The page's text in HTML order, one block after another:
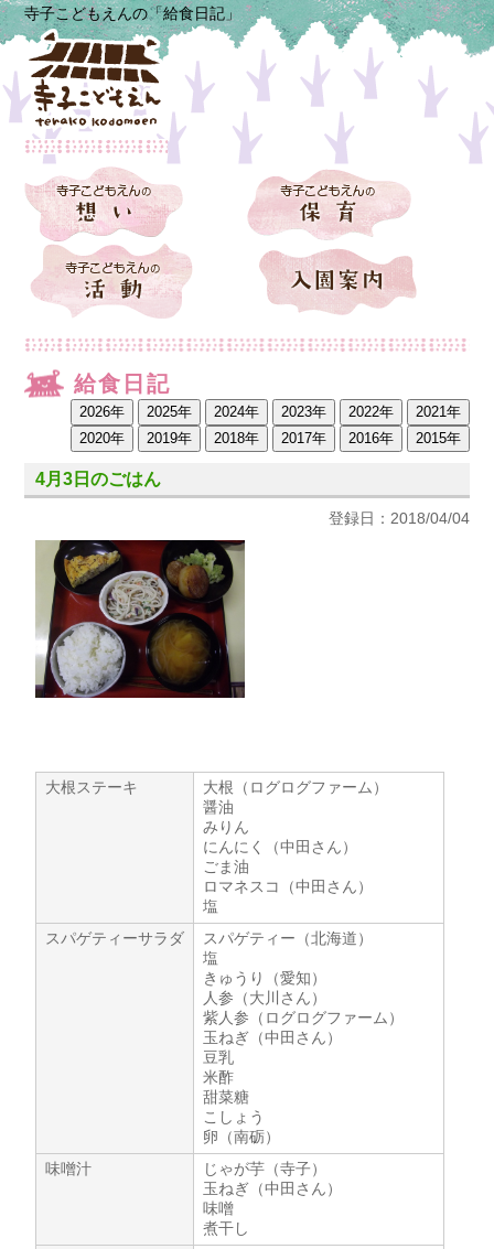
寺子こどもえんの「給食日記」
給食日記
4月3日のごはん
登録日：2018/04/04
大根ステーキ
大根（ログログファーム）
醤油
みりん
にんにく（中田さん）
ごま油
ロマネスコ（中田さん）
塩
スパゲティーサラダ
スパゲティー（北海道）
塩
きゅうり（愛知）
人参（大川さん）
紫人参（ログログファーム）
玉ねぎ（中田さん）
豆乳
米酢
甜菜糖
こしょう
卵（南砺）
味噌汁
じゃが芋（寺子）
玉ねぎ（中田さん）
味噌
煮干し